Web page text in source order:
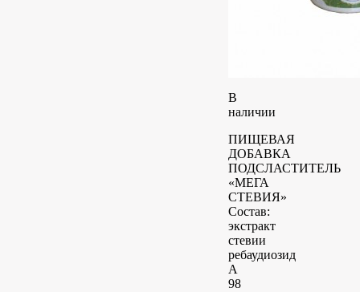
В
наличии
ПИЩЕВАЯ
ДОБАВКА
ПОДСЛАСТИТЕЛЬ
«МЕГА
СТЕВИЯ»
Состав:
экстракт
стевии
ребаудиозид
А
98